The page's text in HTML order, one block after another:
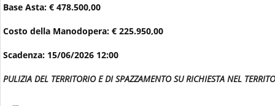
Base Asta: € 478.500,00
Costo della Manodopera: € 225.950,00
Scadenza: 15/06/2026 12:00
PULIZIA DEL TERRITORIO E DI SPAZZAMENTO SU RICHIESTA NEL